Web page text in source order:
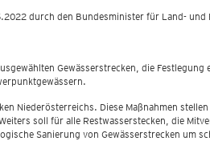
durch den Bundesminister für Land-
Gewässerstrecken, die
Niederösterreichs. Diese Maßnahmen
soll für alle Restwasserstecken, die
Sanierung von Gewässerstrecken um